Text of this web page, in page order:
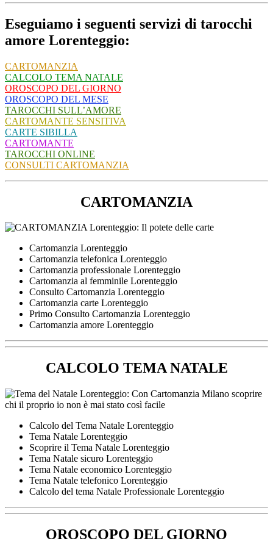
Eseguiamo i seguenti servizi di tarocchi
amore Lorenteggio:
CARTOMANZIA
CALCOLO TEMA NATALE
OROSCOPO DEL GIORNO
OROSCOPO DEL MESE
TAROCCHI SULL’AMORE
CARTOMANTE SENSITIVA
CARTE SIBILLA
CARTOMANTE
TAROCCHI ONLINE
CONSULTI CARTOMANZIA
CARTOMANZIA
Cartomanzia Lorenteggio
Cartomanzia telefonica Lorenteggio
Cartomanzia professionale Lorenteggio
Cartomanzia al femminile Lorenteggio
Consulto Cartomanzia Lorenteggio
Cartomanzia carte Lorenteggio
Primo Consulto Cartomanzia Lorenteggio
Cartomanzia amore Lorenteggio
CALCOLO TEMA NATALE
Calcolo del Tema Natale Lorenteggio
Tema Natale Lorenteggio
Scoprire il Tema Natale Lorenteggio
Tema Natale sicuro Lorenteggio
Tema Natale economico Lorenteggio
Tema Natale telefonico Lorenteggio
Calcolo del tema Natale Professionale Lorenteggio
OROSCOPO DEL GIORNO